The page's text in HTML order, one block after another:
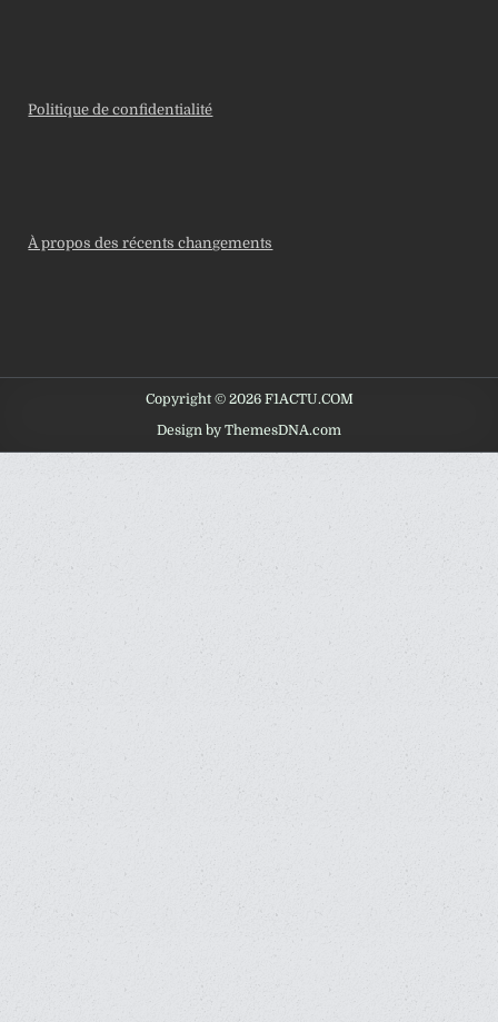
Politique de confidentialité
À propos des récents changements
Copyright © 2026 F1ACTU.COM
Design by ThemesDNA.com